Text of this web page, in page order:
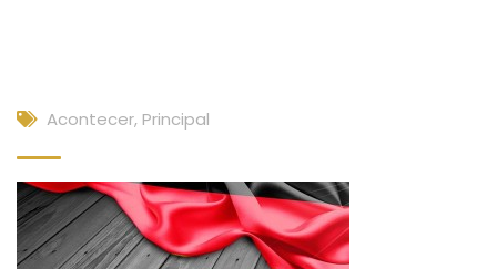
Acontecer, Principal